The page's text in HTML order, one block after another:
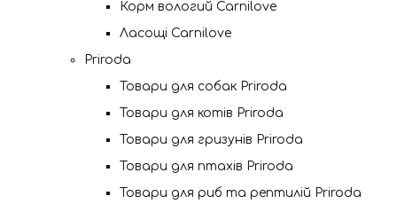
Корм вологий Carnilove
Ласощі Carnilove
Priroda
Товари для собак Priroda
Товари для котів Priroda
Товари для гризунів Priroda
Товари для птахів Priroda
Товари для риб та рептилій Priroda